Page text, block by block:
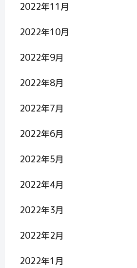
2022年11月
2022年10月
2022年9月
2022年8月
2022年7月
2022年6月
2022年5月
2022年4月
2022年3月
2022年2月
2022年1月